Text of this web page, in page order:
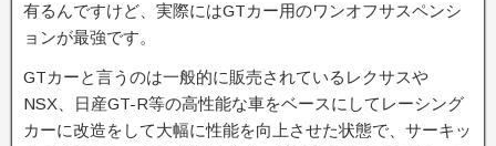
有るんですけど、実際にはGTカー用のワンオフサスペンシ
ョンが最強です。
GTカーと言うのは一般的に販売されているレクサスや
NSX、日産GT-R等の高性能な車をベースにしてレーシング
カーに改造をして大幅に性能を向上させた状態で、サーキッ